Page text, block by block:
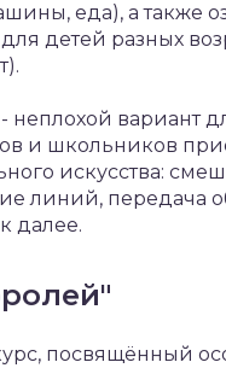
еда), а также
детей разных
неплохой вариант
и школьников
искусства:
линий, передача
далее.
посвящённый